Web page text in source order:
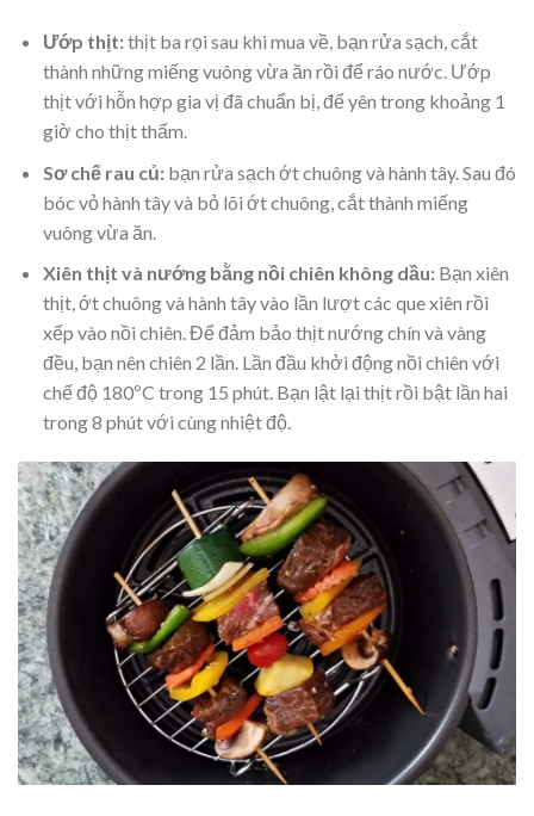
Ướp thịt:thịt ba rọi sau khi mua về, bạn rửa sạch, cắt
thành những miếng vuông vừa ăn rồi để ráo nước. Ướp
thịt với hỗn hợp gia vị đã chuẩn bị, để yên trong khoảng 1
giờ cho thịt thấm.
Sơ chế rau củ:bạn rửa sạch ớt chuông và hành tây. Sau đó
bóc vỏ hành tây và bỏ lõi ớt chuông, cắt thành miếng
vuông vừa ăn.
Xiên thịt và nướng bằng nồi chiên không dầu:Bạn xiên
thịt, ớt chuông và hành tây vào lần lượt các que xiên rồi
xếp vào nồi chiên. Để đảm bảo thịt nướng chín và vàng
đều, bạn nên chiên 2 lần. Lần đầu khởi động nồi chiên với
chế độ 180ºC trong 15 phút. Bạn lật lại thịt rồi bật lần hai
trong 8 phút với cùng nhiệt độ.